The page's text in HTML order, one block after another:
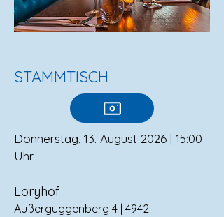
STAMMTISCH
Donnerstag, 13. August 2026 | 15:00
Uhr
Loryhof
Außerguggenberg 4 | 4942